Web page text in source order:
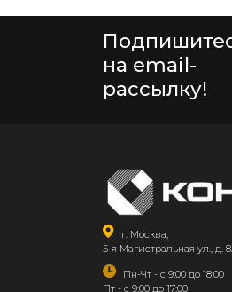
на email-
рассылку!
г. Москва,
5-я Магистральная ул., д.
Пн-Чт - с 9:00 до 18:00
Пт - с 9:00 до 17:00